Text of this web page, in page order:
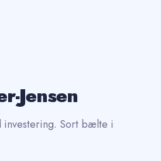
Jensen
investering. Sort bælte i